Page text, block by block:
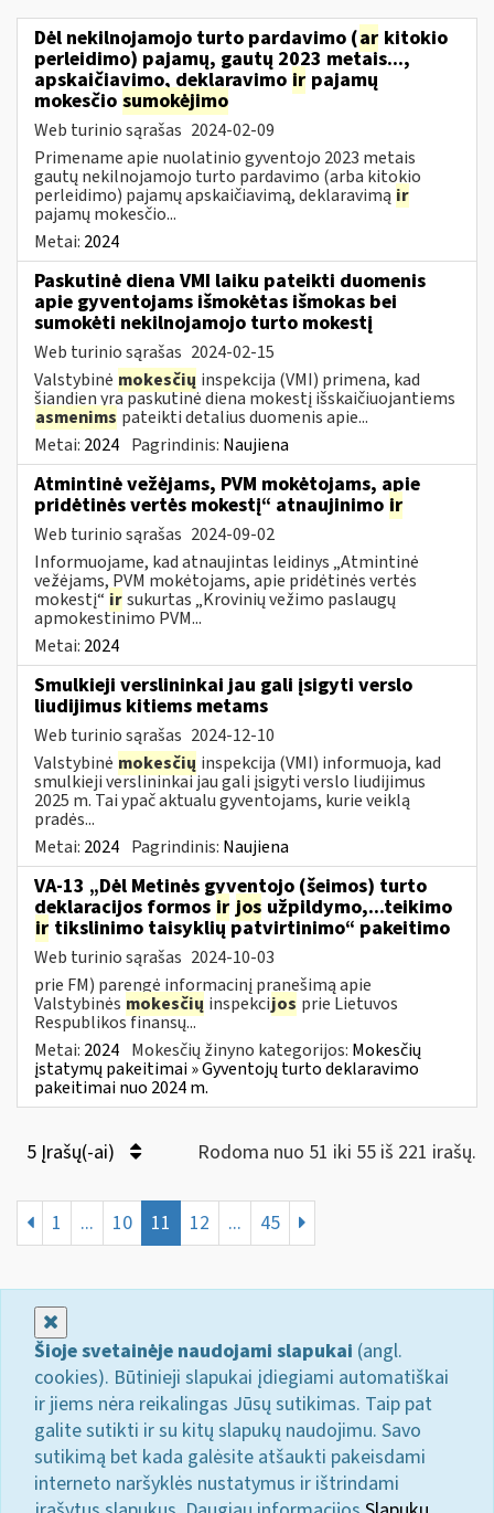
Dėl nekilnojamojo turto pardavimo (ar kitokio
perleidimo) pajamų, gautų 2023 metais...,
apskaičiavimo, deklaravimo ir pajamų
mokesčio sumokėjimo
Web turinio sąrašas 2024-02-09
Primename apie nuolatinio gyventojo 2023 metais
gautų nekilnojamojo turto pardavimo (arba kitokio
perleidimo) pajamų apskaičiavimą, deklaravimą ir
pajamų mokesčio...
Metai: 2024
Paskutinė diena VMI laiku pateikti duomenis
apie gyventojams išmokėtas išmokas bei
sumokėti nekilnojamojo turto mokestį
Web turinio sąrašas 2024-02-15
Valstybinė mokesčių inspekcija (VMI) primena, kad
šiandien yra paskutinė diena mokestį išskaičiuojantiems
asmenims pateikti detalius duomenis apie...
Metai: 2024 Pagrindinis: Naujiena
Atmintinė vežėjams, PVM mokėtojams, apie
pridėtinės vertės mokestį“ atnaujinimo ir
Web turinio sąrašas 2024-09-02
Informuojame, kad atnaujintas leidinys „Atmintinė
vežėjams, PVM mokėtojams, apie pridėtinės vertės
mokestį“ irsukurtas „Krovinių vežimo paslaugų
apmokestinimo PVM...
Metai: 2024
Smulkieji verslininkai jau gali įsigyti verslo
liudijimus kitiems metams
Web turinio sąrašas 2024-12-10
Valstybinė mokesčių inspekcija (VMI) informuoja, kad
smulkieji verslininkai jau gali įsigyti verslo liudijimus
2025 m. Tai ypač aktualu gyventojams, kurie veiklą
pradės...
Metai: 2024 Pagrindinis: Naujiena
VA-13 „Dėl Metinės gyventojo (šeimos) turto
deklaracijos formos ir jos užpildymo,...teikimo
ir tikslinimo taisyklių patvirtinimo“ pakeitimo
Web turinio sąrašas 2024-10-03
prie FM) parengė informacinį pranešimą apie
Valstybinės mokesčių inspekcijos prie Lietuvos
Respublikos finansų...
Metai: 2024 Mokesčių žinyno kategorijos: Mokesčių
įstatymų pakeitimai » Gyventojų turto deklaravimo
pakeitimai nuo 2024 m.
5 Įrašų(-ai) Rodoma nuo 51 iki 55 iš 221 irašų.
1 ... 10 11 12 ... 45
Šioje svetainėje naudojami slapukai (angl.
cookies). Būtinieji slapukai įdiegiami automatiškai
ir jiems nėra reikalingas Jūsų sutikimas. Taip pat
galite sutikti ir su kitų slapukų naudojimu. Savo
sutikimą bet kada galėsite atšaukti pakeisdami
interneto naršyklės nustatymus ir ištrindami